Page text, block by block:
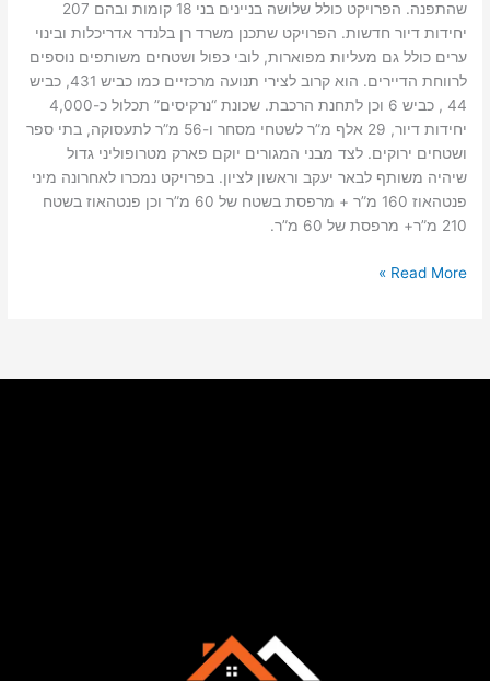
שהתפנה. הפרויקט כולל שלושה בניינים בני 18 קומות ובהם 207
יחידות דיור חדשות. הפרויקט שתכנן משרד רן בלנדר אדריכלות ובינוי
ערים כולל גם מעליות מפוארות, לובי כפול ושטחים משותפים נוספים
לרווחת הדיירים. הוא קרוב לצירי תנועה מרכזיים כמו כביש 431, כביש
44 , כביש 6 וכן לתחנת הרכבת. שכונת “נרקיסים” תכלול כ-4,000
יחידות דיור, 29 אלף מ”ר לשטחי מסחר ו-56 מ”ר לתעסוקה, בתי ספר
ושטחים ירוקים. לצד מבני המגורים יוקם פארק מטרופוליני גדול
שיהיה משותף לבאר יעקב וראשון לציון. בפרויקט נמכרו לאחרונה מיני
פנטהאוז 160 מ”ר + מרפסת בשטח של 60 מ”ר וכן פנטהאוז בשטח
210 מ”ר+ מרפסת של 60 מ”ר.
Read More »